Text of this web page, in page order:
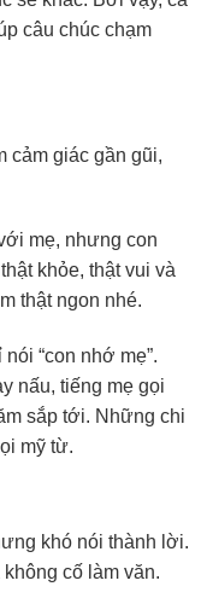
câu chúc chạm
cảm giác gần gũi,
mẹ, nhưng con
khỏe, thật vui và
thật ngon nhé.
“con nhớ mẹ”.
nấu, tiếng mẹ gọi
sắp tới. Những chi
mỹ từ.
khó nói thành lời.
cố làm văn.